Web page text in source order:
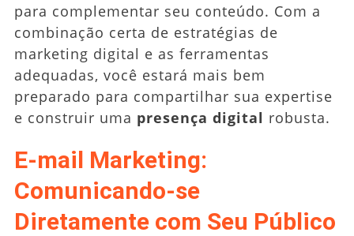
para complementar seu conteúdo. Com a
combinação certa de estratégias de
marketing digital e as ferramentas
adequadas, você estará mais bem
preparado para compartilhar sua expertise
e construir uma presença digital robusta.
E-mail Marketing:
Comunicando-se
Diretamente com Seu Público